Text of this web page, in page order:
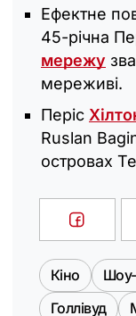
Ефектне
45-річна
мережу
мереживі.
Періс
Ruslan
островах
Кіно Шоу-
Голлівуд